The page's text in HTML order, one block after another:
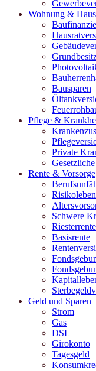
Wohnung & Haus
Bausparen
Pflege &
Private
Rente & Vorsorge
Schwere
Riesterrente
Basisrente
Geld und Sparen
Strom
Gas
DSL
Girokonto
Tagesgeld